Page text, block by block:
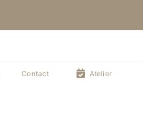
Contact Atelier